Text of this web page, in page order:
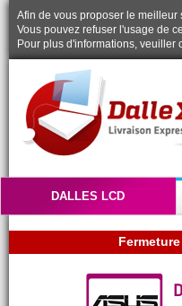
Afin de vous proposer le
Vous pouvez refuser l'usage de
Pour plus d'informations, veuiller
DALLES LCD